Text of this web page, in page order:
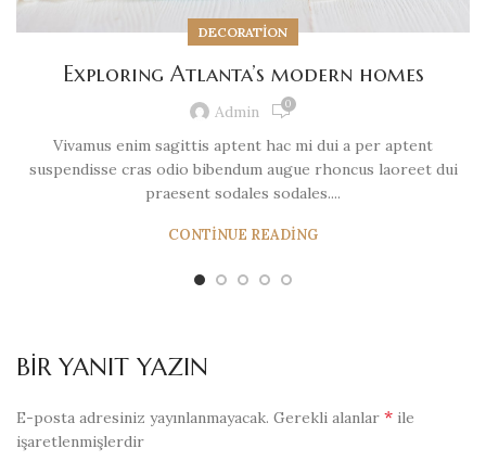
DECORATION
Exploring Atlanta’s modern homes
Admin 0
Vivamus enim sagittis aptent hac mi dui a per aptent
suspendisse cras odio bibendum augue rhoncus laoreet dui
praesent sodales sodales....
CONTINUE READING
BIR YANIT YAZIN
E-posta adresiniz yayınlanmayacak. Gerekli alanlar * ile
işaretlenmişlerdir